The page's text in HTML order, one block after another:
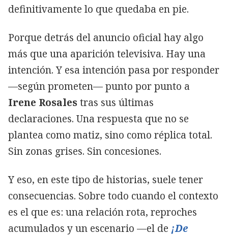
definitivamente lo que quedaba en pie.
Porque detrás del anuncio oficial hay algo
más que una aparición televisiva. Hay una
intención. Y esa intención pasa por responder
—según prometen— punto por punto a
Irene Rosalestras sus últimas
declaraciones. Una respuesta que no se
plantea como matiz, sino como réplica total.
Sin zonas grises. Sin concesiones.
Y eso, en este tipo de historias, suele tener
consecuencias. Sobre todo cuando el contexto
es el que es: una relación rota, reproches
acumulados y un escenario —el de ¡De